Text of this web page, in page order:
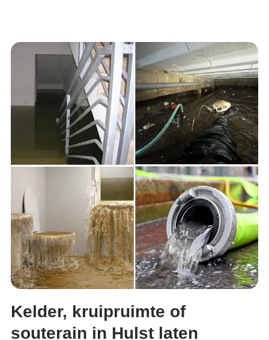
Kelder, kruipruimte of
souterain in Hulst laten